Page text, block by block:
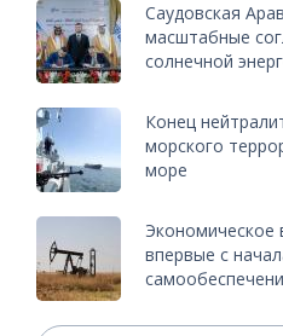
Саудовская
масштабные
солнечной
Конец
морского
море
Экономическое
впервые с